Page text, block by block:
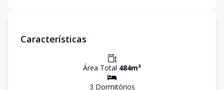
Características
Área Total 484m²
3 Dormitórios